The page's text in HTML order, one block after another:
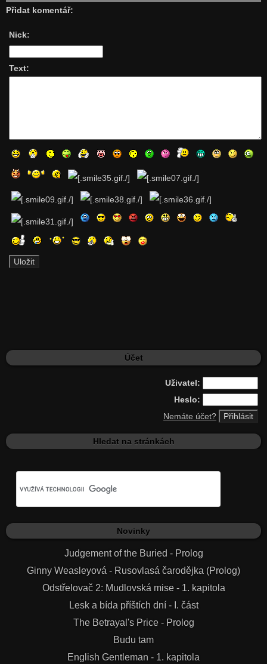
Přidat komentář:
Nick:
Text:
Účet
Uživatel:
Heslo:
Nemáte účet?
Hledat na stránkách
Novinky
Judgement of the Buried - Prolog
Ginny Weasleyová - Rusovlasá čarodějka (Prolog)
Odstřelovač 2: Mudlovská mise - 1. kapitola
Lesk a bída příštích dní - I. část
The Betrayal's Price - Prolog
Budu tam
English Gentleman - 1. kapitola